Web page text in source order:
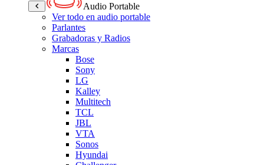
Audio Portable
Ver todo en audio portable
Parlantes
Grabadoras y Radios
Marcas
Bose
Sony
LG
Kalley
Multitech
TCL
JBL
VTA
Sonos
Hyundai